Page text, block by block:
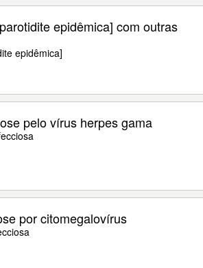
epidêmica] com outras
epidêmica]
pelo vírus herpes gama
por citomegalovírus